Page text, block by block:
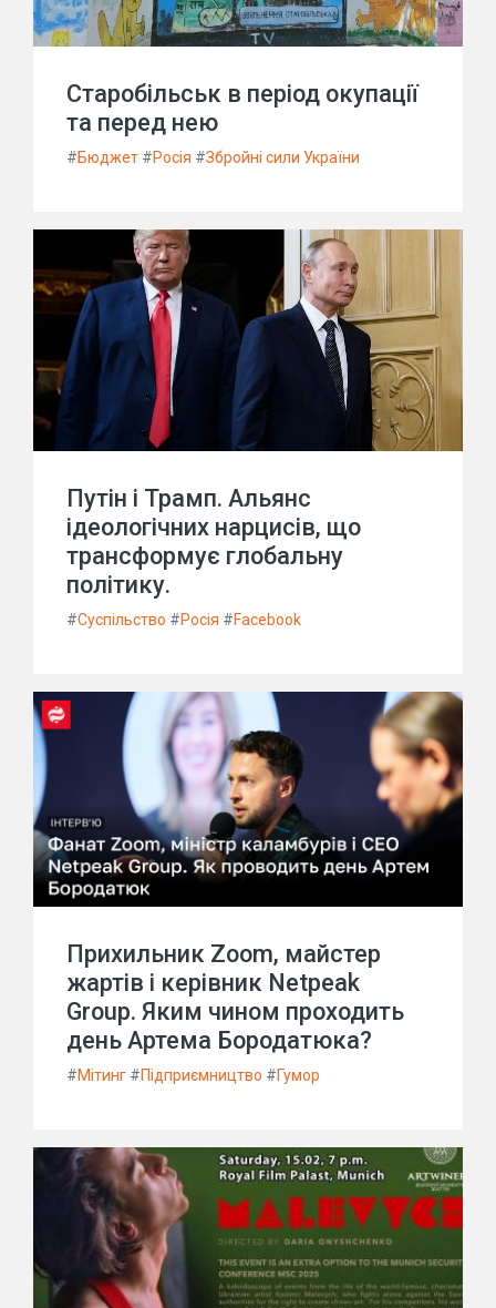
Старобільськ в період окупації
та перед нею
#Бюджет #Росія #Збройні сили України
Путін і Трамп. Альянс
ідеологічних нарцисів, що
трансформує глобальну
політику.
#Суспільство #Росія #Facebook
Прихильник Zoom, майстер
жартів і керівник Netpeak
Group. Яким чином проходить
день Артема Бородатюка?
#Мітинг #Підприємництво #Гумор